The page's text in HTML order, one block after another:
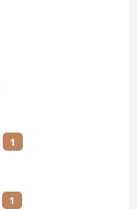
1
1